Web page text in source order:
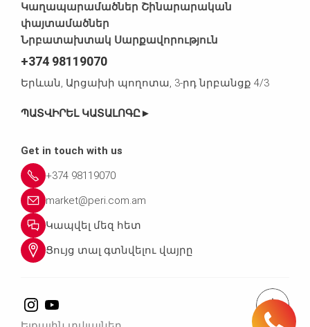
Հեռ․՝ +37498119070
Կաղապարամածներ Շինարարական
փայտամածներ
Նրբատախտակ Սարքավորություն
+374 98119070
Երևան, Արցախի պողոտա, 3-րդ նրբանցք 4/3
ՊԱՏՎԻՐԵԼ ԿԱՏԱԼՈԳԸ►
Get in touch with us
+374 98119070
market@peri.com.am
Կապվել մեզ հետ
Ցույց տալ գտնվելու վայրը